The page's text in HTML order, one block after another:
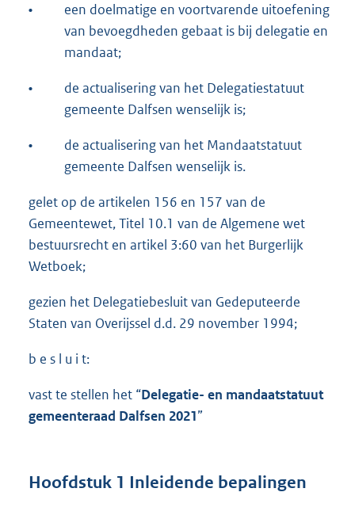
•
een doelmatige en voortvarende uitoefening
van bevoegdheden gebaat is bij delegatie en
mandaat;
•
de actualisering van het Delegatiestatuut
gemeente Dalfsen wenselijk is;
•
de actualisering van het Mandaatstatuut
gemeente Dalfsen wenselijk is.
gelet op de artikelen 156 en 157 van de
Gemeentewet, Titel 10.1 van de Algemene wet
bestuursrecht en artikel 3:60 van het Burgerlijk
Wetboek;
gezien het Delegatiebesluit van Gedeputeerde
Staten van Overijssel d.d. 29 november 1994;
b e s l u i t:
vast te stellen het “Delegatie- en mandaatstatuut
gemeenteraad Dalfsen 2021”
Hoofdstuk 1 Inleidende bepalingen